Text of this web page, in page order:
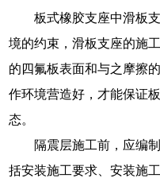
板式橡胶支座中滑板
境的约束，滑板支座的施
的四氟板表面和与之摩擦
作环境营造好，才能保证
态。
隔震层施工前，应编
括安装施工要求、安装施